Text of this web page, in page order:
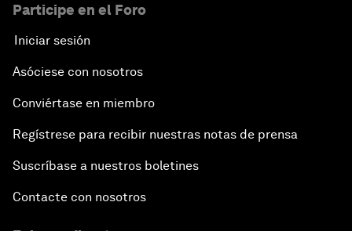
Participe en el Foro
Iniciar sesión
Asóciese con nosotros
Conviértase en miembro
Regístrese para recibir nuestras notas de prensa
Suscríbase a nuestros boletines
Contacte con nosotros